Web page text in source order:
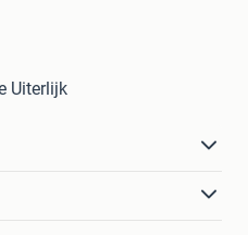
Uiterlijk